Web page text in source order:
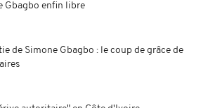
Gbagbo enfin libre
de Simone Gbagbo : le coup de grâce de